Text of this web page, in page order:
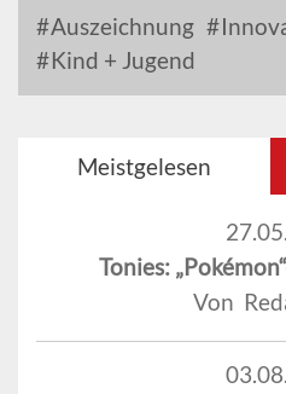
Auszeichnung
Kind + Jugend
Meistgelesen
Tonies:
Von